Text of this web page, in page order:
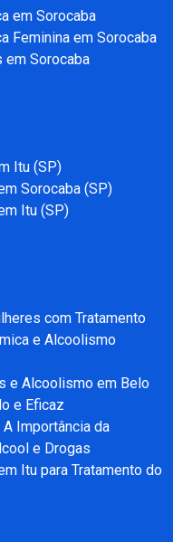
em Sorocaba
Feminina em Sorocaba
em Sorocaba
Itu (SP)
Sorocaba (SP)
Itu (SP)
com Tratamento
e Alcoolismo
e Alcoolismo em Belo
e Eficaz
Importância da
e Drogas
Itu para Tratamento do